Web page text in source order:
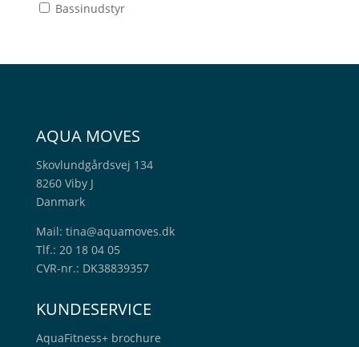
Bassinudstyr
AQUA MOVES
Skovlundgårdsvej 134
8260 Viby J
Danmark
Mail: tina@aquamoves.dk
Tlf.: 20 18 04 05
CVR-nr.: DK38839357
KUNDESERVICE
AquaFitness+ brochure